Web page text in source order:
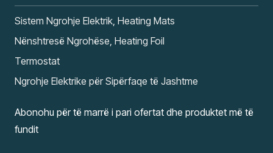
Sistem Ngrohje Elektrik, Heating Mats
Nënshtresë Ngrohëse, Heating Foil
Termostat
Ngrohje Elektrike për Sipërfaqe të Jashtme
Abonohu për të marrë i pari ofertat dhe produktet më të
fundit